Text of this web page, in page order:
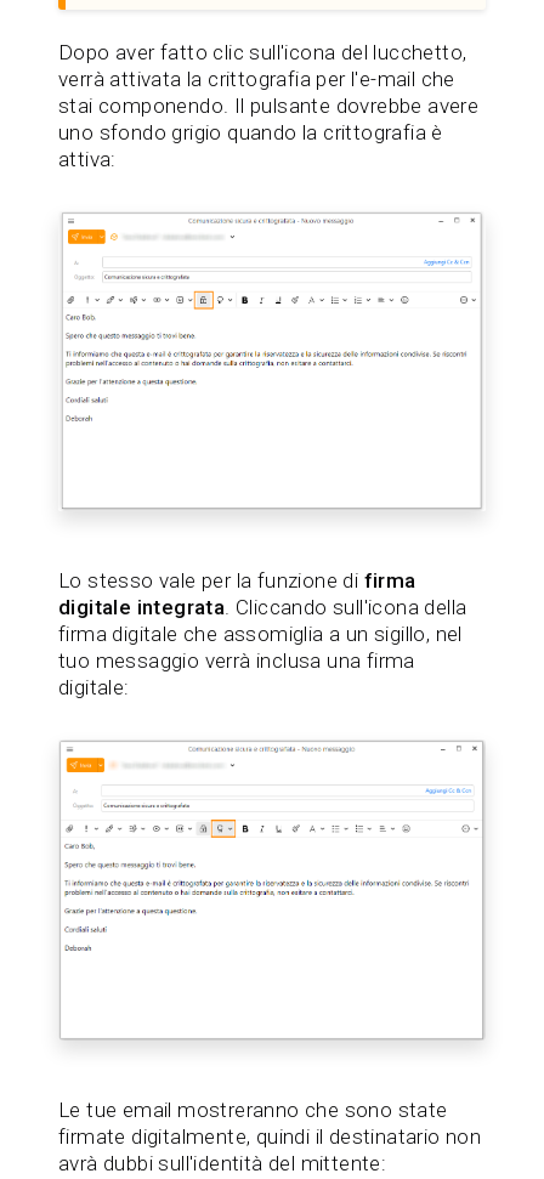
Dopo aver fatto clic sull'icona del lucchetto,
verrà attivata la crittografia per l'e-mail che
stai componendo. Il pulsante dovrebbe avere
uno sfondo grigio quando la crittografia è
attiva:
Lo stesso vale per la funzione di firma
digitale integrata . Cliccando sull'icona della
firma digitale che assomiglia a un sigillo, nel
tuo messaggio verrà inclusa una firma
digitale:
Le tue email mostreranno che sono state
firmate digitalmente, quindi il destinatario non
avrà dubbi sull'identità del mittente: